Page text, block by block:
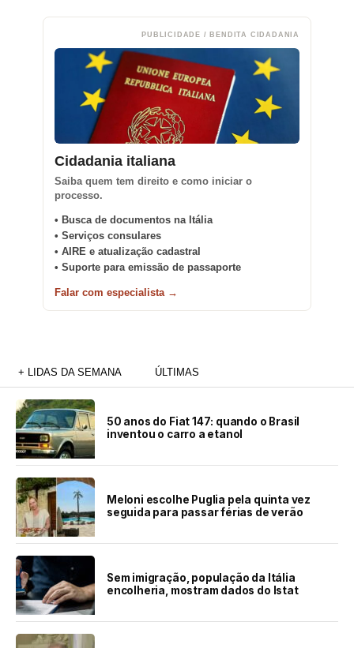
PUBLICIDADE / BENDITA CIDADANIA
Cidadania italiana
Saiba quem tem direito e como iniciar o
processo.
• Busca de documentos na Itália
• Serviços consulares
• AIRE e atualização cadastral
• Suporte para emissão de passaporte
Falar com especialista →
+ LIDAS DA SEMANA ÚLTIMAS
50 anos do Fiat 147: quando o Brasil
inventou o carro a etanol
Meloni escolhe Puglia pela quinta vez
seguida para passar férias de verão
Sem imigração, população da Itália
encolheria, mostram dados do Istat